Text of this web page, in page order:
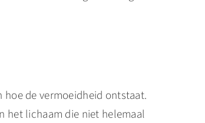
hoe de vermoeidheid ontstaat.
het lichaam die niet helemaal